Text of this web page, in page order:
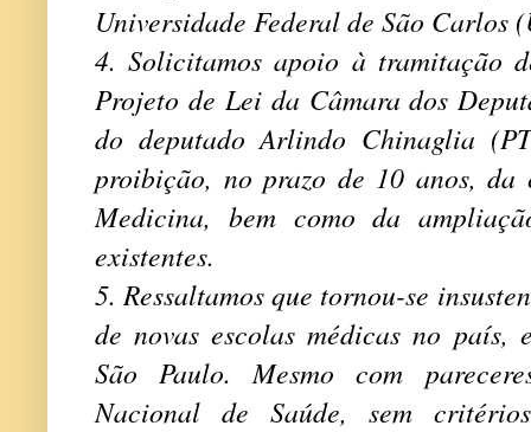
Universidade Federal de São Carlos
4. Solicitamos apoio à tramitação
Projeto de Lei da Câmara dos
do deputado Arlindo Chinaglia
proibição, no prazo de 10 anos, da
Medicina, bem como da
existentes.
5. Ressaltamos que tornou-se
de novas escolas médicas no país,
São Paulo. Mesmo com
Nacional de Saúde, sem